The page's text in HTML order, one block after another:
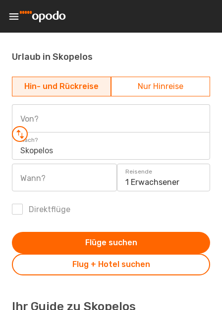
Urlaub in Skopelos
Hin- und Rückreise Nur Hinreise
Von?
Nach?
Skopelos
Wann?
Reisende
1 Erwachsener
Direktflüge
Flug + Hotel suchen
Flüge suchen
Ihr Guide zu Skopelos